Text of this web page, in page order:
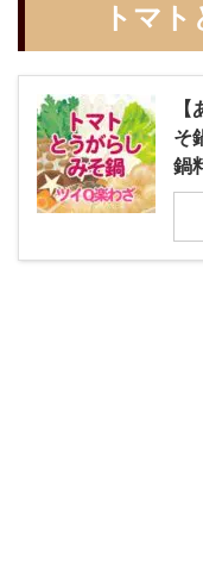
トマ
そ
鍋